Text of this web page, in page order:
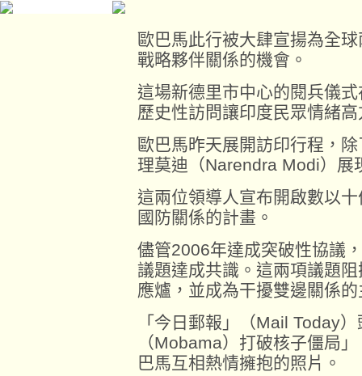
歐巴馬此行被大肆宣揚為全
戰略夥伴關係的機會。
這場新德里市中心的閱兵儀
歷史性訪問讓印度民眾情緒高
歐巴馬昨天展開訪印行程，
理莫迪（Narendra Modi）展
這兩位領導人宣布開啟數以
國防關係的計畫。
儘管2006年達成突破性協議
議題達成共識。這兩項議題
應爐，並成為干擾雙邊關係
「今日郵報」（Mail Today
（Mobama）打破核子僵局
巴馬互相熱情擁抱的照片。